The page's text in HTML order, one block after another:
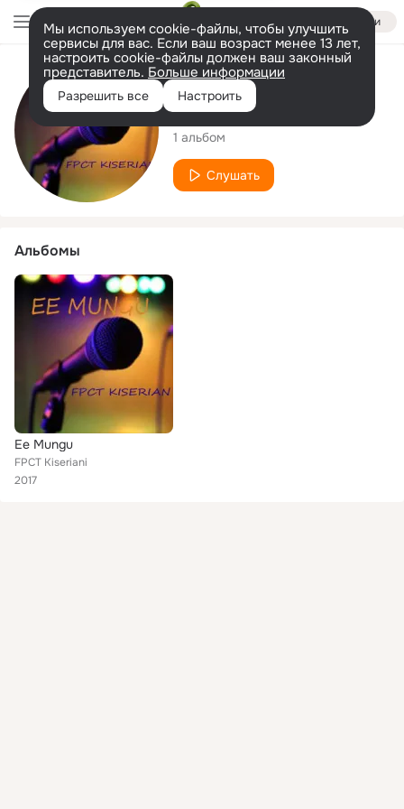
Войти
Мы используем cookie-файлы, чтобы улучшить
сервисы для вас. Если ваш возраст менее 13 лет,
настроить cookie-файлы должен ваш законный
представитель. Больше информации
Разрешить все Настроить
Исполнитель
FPCT Kiseriani
1 альбом
Слушать
Альбомы
Ee Mungu
FPCT Kiseriani
2017